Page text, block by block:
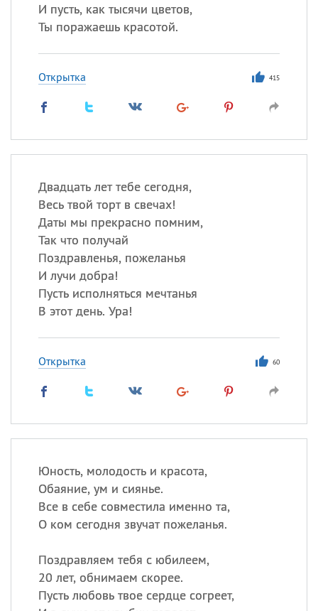
И пусть, как тысячи цветов,
Ты поражаешь красотой.
Открытка 415
Двадцать лет тебе сегодня,
Весь твой торт в свечах!
Даты мы прекрасно помним,
Так что получай
Поздравленья, пожеланья
И лучи добра!
Пусть исполняться мечтанья
В этот день. Ура!
Открытка 60
Юность, молодость и красота,
Обаяние, ум и сиянье.
Все в себе совместила именно та,
О ком сегодня звучат пожеланья.
Поздравляем тебя с юбилеем,
20 лет, обнимаем скорее.
Пусть любовь твое сердце согреет,